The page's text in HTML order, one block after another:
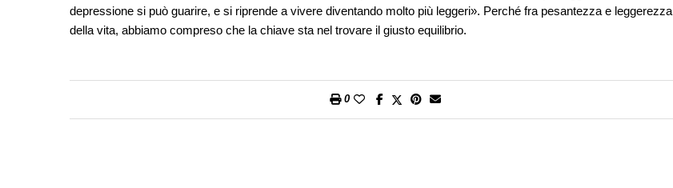
depressione si può guarire, e si riprende a vivere diventando molto più leggeri». Perché fra pesantezza e leggerezza
della vita, abbiamo compreso che la chiave sta nel trovare il giusto equilibrio.
0